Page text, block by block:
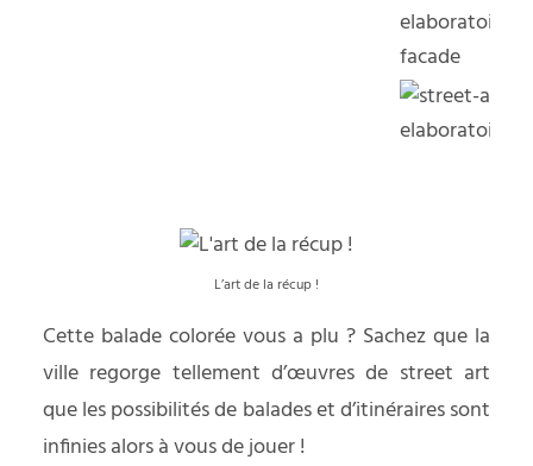
L’art de la récup !
Cette balade colorée vous a plu ? Sachez que la
ville regorge tellement d’œuvres de street art
que les possibilités de balades et d’itinéraires sont
infinies alors à vous de jouer !